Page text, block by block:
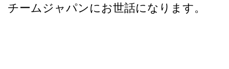
チームジャパンにお世話になります。